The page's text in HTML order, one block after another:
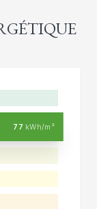
77 kWh/m²